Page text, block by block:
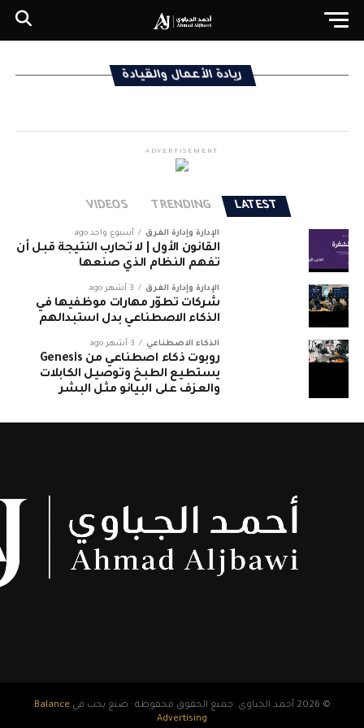
ريادة الأعمال والقيادة
ADVERTISEMENT
LATEST
TRENDING
VIDEOS
الإدارة وإدارة الفرق أسبوع واحد ago
القانون الأول | لا تحارب النتيجة قبل أن
تفهم النظام الذي صنعها
الإدارة وإدارة الفرق 3 أشهر ago
شركات تطوّر مهارات موظفيها في
الذكاء الاصطناعي بدل استبدالهم
الذكاء الاصطناعي 3 أشهر ago
روبوت ذكاء اصطناعي من Genesis
يستطيع الطبخ وتوصيل الكابلات
والعزف على البيانو مثل البشر
© 2026 أحمد الجباوي. جميع الحقوق محفوظة · صنع بحب في
Balance
Advertising